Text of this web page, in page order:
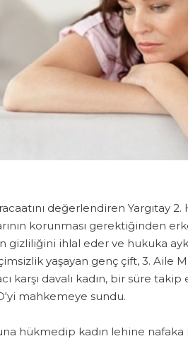
değerlendiren Yargıtay 2.
korunması gerektiğinden
gizliliğini ihlal eder ve hukuka
yaşayan genç çift, 3. Aile
karşı davalı kadın, bir süre
mahkemeye sundu.
hükmedip kadın lehine nafaka